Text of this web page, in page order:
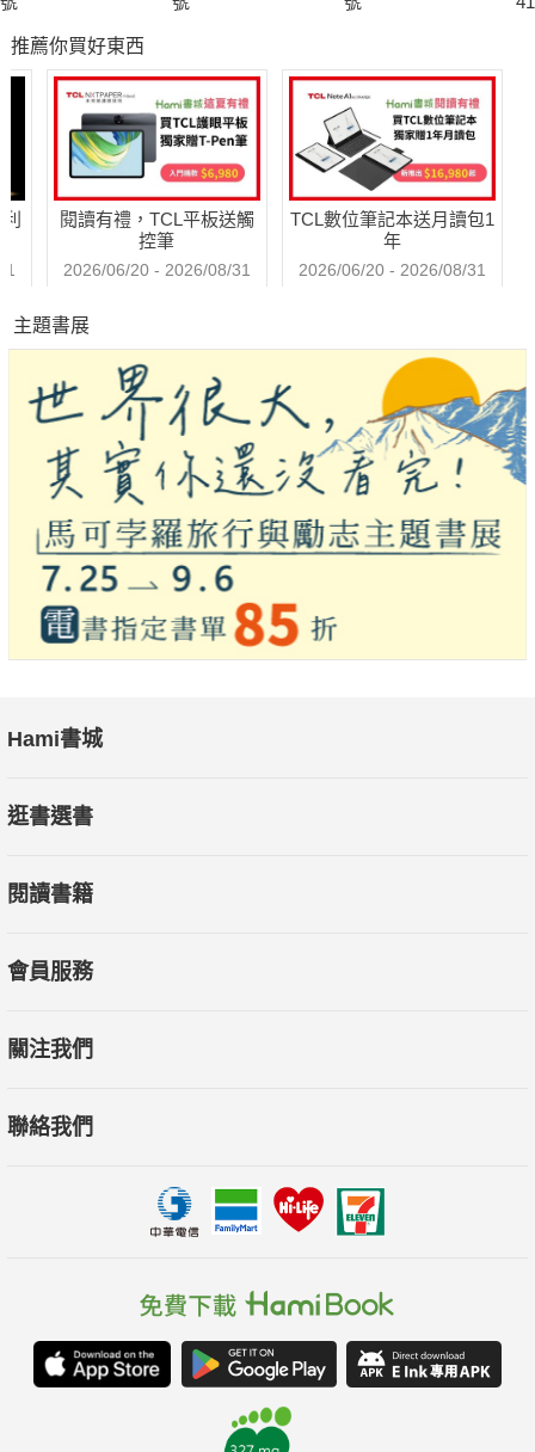
推薦你買好東西
閱讀有禮，TCL平板送觸
控筆
2026/06/20 - 2026/08/31
TCL數位筆記本送月讀包1
年
2026/06/20 - 2026/08/31
主題書展
Hami書城
逛書選書
閱讀書籍
會員服務
關注我們
聯絡我們